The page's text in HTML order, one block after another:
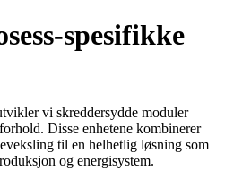
spesifikke
vi skreddersydde moduler
Disse enhetene kombinerer
til en helhetlig løsning som
og energisystem.